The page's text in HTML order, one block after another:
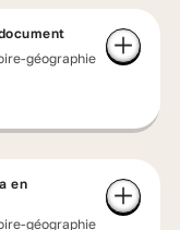
géographie
en
géographie